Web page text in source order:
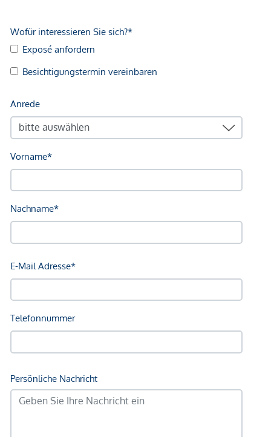
Einkaufszentrum <750m
Geldautomat <250m
Post <250m
Polizei <750m
Straßenbahn <250m
Bahnhof <750m
Autobahnanschluss <2.250m
gegenüber dem anbietenden Immobilienunternehmen
unverbindliche Vorabinformationen sind und daher ohne